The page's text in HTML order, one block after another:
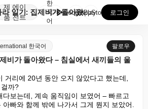
제
품
에이
전트
젊은 나라 일기: 집제비가 돌아왔다 – 침실에서 새끼들...
한
국
어
GooglePlay
AppStore 로그인
한국어 팔로우
비가 돌아왔다 – 침실에서 새끼들의 울
거리에 20년 동안 오지 않았다고 했는데,
까?
다보는데, 계속 움직임이 보였어 – 빠르고
빠와 함께 밖에 나가서 그게 뭔지 보았어.